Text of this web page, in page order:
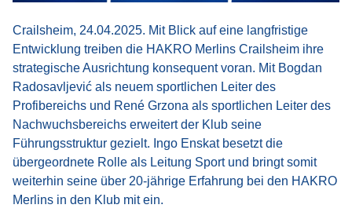
Crailsheim, 24.04.2025. Mit Blick auf eine langfristige
Entwicklung treiben die HAKRO Merlins Crailsheim ihre
strategische Ausrichtung konsequent voran. Mit Bogdan
Radosavljević als neuem sportlichen Leiter des
Profibereichs und René Grzona als sportlichen Leiter des
Nachwuchsbereichs erweitert der Klub seine
Führungsstruktur gezielt. Ingo Enskat besetzt die
übergeordnete Rolle als Leitung Sport und bringt somit
weiterhin seine über 20-jährige Erfahrung bei den HAKRO
Merlins in den Klub mit ein.